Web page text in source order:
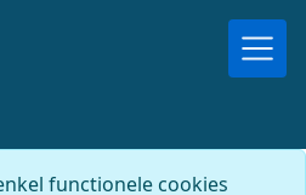
functionele cookies